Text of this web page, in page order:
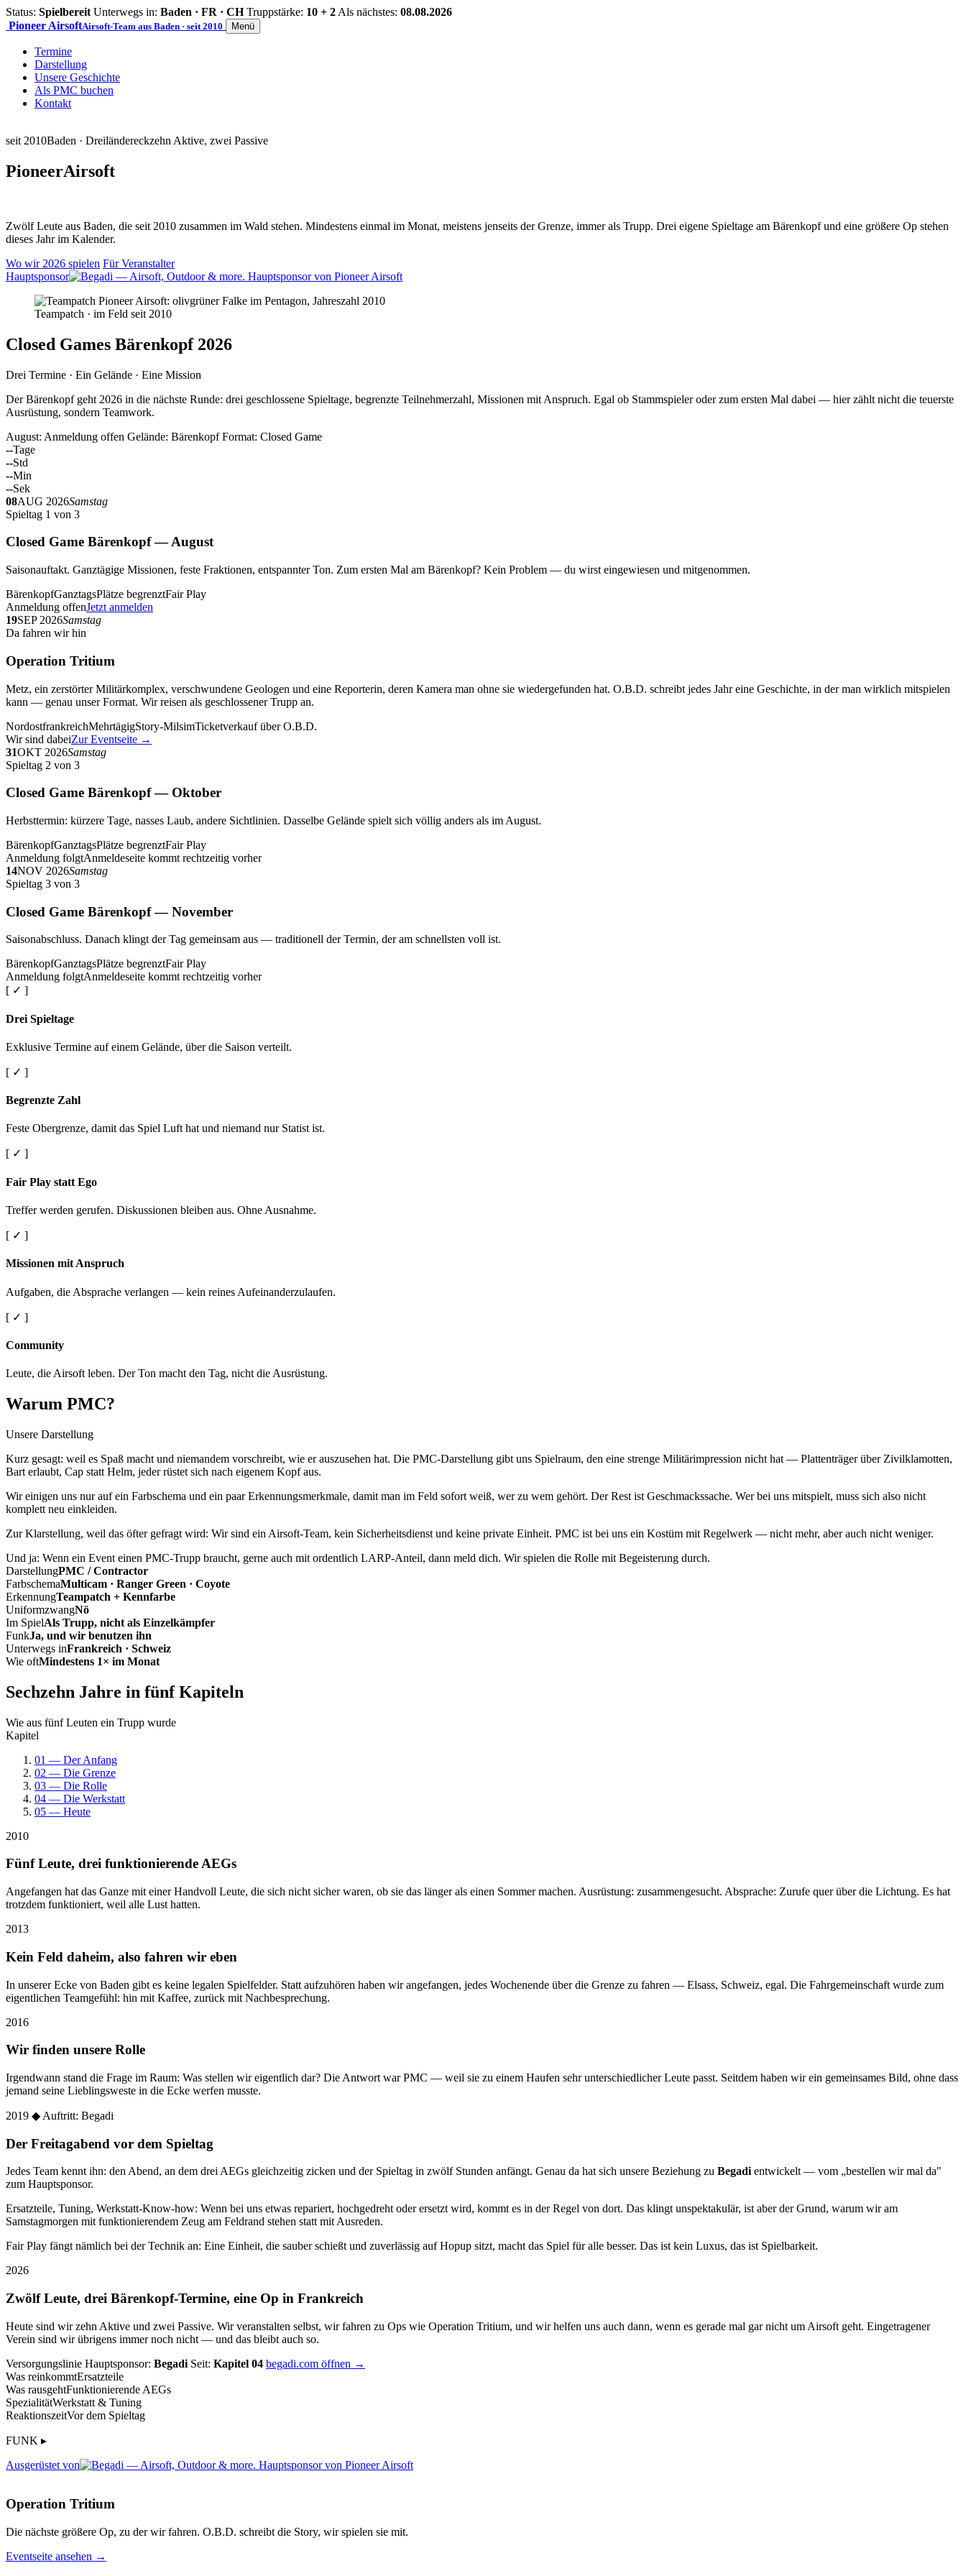
Status: Spielbereit Unterwegs in: Baden · FR · CH Truppstärke: 10 + 2 Als nächstes: 08.08.2026
Pioneer AirsoftAirsoft-Team aus Baden · seit 2010 Menü
Termine
Darstellung
Unsere Geschichte
Als PMC buchen
Kontakt
seit 2010Baden · Dreiländereckzehn Aktive, zwei Passive
PioneerAirsoft
Zwölf Leute aus Baden, die seit 2010 zusammen im Wald stehen. Mindestens einmal im Monat, meistens jenseits der Grenze, immer als Trupp. Drei eigene Spieltage am Bärenkopf und eine größere Op stehen
dieses Jahr im Kalender.
Wo wir 2026 spielen Für Veranstalter
Hauptsponsor
Teampatch · im Feld seit 2010
Closed Games Bärenkopf 2026
Drei Termine · Ein Gelände · Eine Mission
Der Bärenkopf geht 2026 in die nächste Runde: drei geschlossene Spieltage, begrenzte Teilnehmerzahl, Missionen mit Anspruch. Egal ob Stammspieler oder zum ersten Mal dabei — hier zählt nicht die teuerste
Ausrüstung, sondern Teamwork.
August: Anmeldung offen Gelände: Bärenkopf Format: Closed Game
--Tage
--Std
--Min
--Sek
08AUG 2026Samstag
Spieltag 1 von 3
Closed Game Bärenkopf — August
Saisonauftakt. Ganztägige Missionen, feste Fraktionen, entspannter Ton. Zum ersten Mal am Bärenkopf? Kein Problem — du wirst eingewiesen und mitgenommen.
BärenkopfGanztagsPlätze begrenztFair Play
Anmeldung offenJetzt anmelden
19SEP 2026Samstag
Da fahren wir hin
Operation Tritium
Metz, ein zerstörter Militärkomplex, verschwundene Geologen und eine Reporterin, deren Kamera man ohne sie wiedergefunden hat. O.B.D. schreibt jedes Jahr eine Geschichte, in der man wirklich mitspielen
kann — genau unser Format. Wir reisen als geschlossener Trupp an.
NordostfrankreichMehrtägigStory-MilsimTicketverkauf über O.B.D.
Wir sind dabeiZur Eventseite →
31OKT 2026Samstag
Spieltag 2 von 3
Closed Game Bärenkopf — Oktober
Herbsttermin: kürzere Tage, nasses Laub, andere Sichtlinien. Dasselbe Gelände spielt sich völlig anders als im August.
BärenkopfGanztagsPlätze begrenztFair Play
Anmeldung folgtAnmeldeseite kommt rechtzeitig vorher
14NOV 2026Samstag
Spieltag 3 von 3
Closed Game Bärenkopf — November
Saisonabschluss. Danach klingt der Tag gemeinsam aus — traditionell der Termin, der am schnellsten voll ist.
BärenkopfGanztagsPlätze begrenztFair Play
Anmeldung folgtAnmeldeseite kommt rechtzeitig vorher
[ ✓ ]
Drei Spieltage
Exklusive Termine auf einem Gelände, über die Saison verteilt.
[ ✓ ]
Begrenzte Zahl
Feste Obergrenze, damit das Spiel Luft hat und niemand nur Statist ist.
[ ✓ ]
Fair Play statt Ego
Treffer werden gerufen. Diskussionen bleiben aus. Ohne Ausnahme.
[ ✓ ]
Missionen mit Anspruch
Aufgaben, die Absprache verlangen — kein reines Aufeinanderzulaufen.
[ ✓ ]
Community
Leute, die Airsoft leben. Der Ton macht den Tag, nicht die Ausrüstung.
Warum PMC?
Unsere Darstellung
Kurz gesagt: weil es Spaß macht und niemandem vorschreibt, wie er auszusehen hat. Die PMC-Darstellung gibt uns Spielraum, den eine strenge Militärimpression nicht hat — Plattenträger über Zivilklamotten,
Bart erlaubt, Cap statt Helm, jeder rüstet sich nach eigenem Kopf aus.
Wir einigen uns nur auf ein Farbschema und ein paar Erkennungsmerkmale, damit man im Feld sofort weiß, wer zu wem gehört. Der Rest ist Geschmackssache. Wer bei uns mitspielt, muss sich also nicht
komplett neu einkleiden.
Zur Klarstellung, weil das öfter gefragt wird: Wir sind ein Airsoft-Team, kein Sicherheitsdienst und keine private Einheit. PMC ist bei uns ein Kostüm mit Regelwerk — nicht mehr, aber auch nicht weniger.
Und ja: Wenn ein Event einen PMC-Trupp braucht, gerne auch mit ordentlich LARP-Anteil, dann meld dich. Wir spielen die Rolle mit Begeisterung durch.
DarstellungPMC / Contractor
FarbschemaMulticam · Ranger Green · Coyote
ErkennungTeampatch + Kennfarbe
UniformzwangNö
Im SpielAls Trupp, nicht als Einzelkämpfer
FunkJa, und wir benutzen ihn
Unterwegs inFrankreich · Schweiz
Wie oftMindestens 1× im Monat
Sechzehn Jahre in fünf Kapiteln
Wie aus fünf Leuten ein Trupp wurde
Kapitel
01 — Der Anfang
02 — Die Grenze
03 — Die Rolle
04 — Die Werkstatt
05 — Heute
2010
Fünf Leute, drei funktionierende AEGs
Angefangen hat das Ganze mit einer Handvoll Leute, die sich nicht sicher waren, ob sie das länger als einen Sommer machen. Ausrüstung: zusammengesucht. Absprache: Zurufe quer über die Lichtung. Es hat
trotzdem funktioniert, weil alle Lust hatten.
2013
Kein Feld daheim, also fahren wir eben
In unserer Ecke von Baden gibt es keine legalen Spielfelder. Statt aufzuhören haben wir angefangen, jedes Wochenende über die Grenze zu fahren — Elsass, Schweiz, egal. Die Fahrgemeinschaft wurde zum
eigentlichen Teamgefühl: hin mit Kaffee, zurück mit Nachbesprechung.
2016
Wir finden unsere Rolle
Irgendwann stand die Frage im Raum: Was stellen wir eigentlich dar? Die Antwort war PMC — weil sie zu einem Haufen sehr unterschiedlicher Leute passt. Seitdem haben wir ein gemeinsames Bild, ohne dass
jemand seine Lieblingsweste in die Ecke werfen musste.
2019 ◆ Auftritt: Begadi
Der Freitagabend vor dem Spieltag
Jedes Team kennt ihn: den Abend, an dem drei AEGs gleichzeitig zicken und der Spieltag in zwölf Stunden anfängt. Genau da hat sich unsere Beziehung zu Begadientwickelt — vom „bestellen wir mal da"
zum Hauptsponsor.
Ersatzteile, Tuning, Werkstatt-Know-how: Wenn bei uns etwas repariert, hochgedreht oder ersetzt wird, kommt es in der Regel von dort. Das klingt unspektakulär, ist aber der Grund, warum wir am
Samstagmorgen mit funktionierendem Zeug am Feldrand stehen statt mit Ausreden.
Fair Play fängt nämlich bei der Technik an: Eine Einheit, die sauber schießt und zuverlässig auf Hopup sitzt, macht das Spiel für alle besser. Das ist kein Luxus, das ist Spielbarkeit.
2026
Zwölf Leute, drei Bärenkopf-Termine, eine Op in Frankreich
Heute sind wir zehn Aktive und zwei Passive. Wir veranstalten selbst, wir fahren zu Ops wie Operation Tritium, und wir helfen uns auch dann, wenn es gerade mal gar nicht um Airsoft geht. Eingetragener
Verein sind wir übrigens immer noch nicht — und das bleibt auch so.
Versorgungslinie Hauptsponsor: Begadi Seit: Kapitel 04 begadi.com öffnen →
Was reinkommtErsatzteile
Was rausgehtFunktionierende AEGs
SpezialitätWerkstatt & Tuning
ReaktionszeitVor dem Spieltag
FUNK ▸
Ausgerüstet von
Operation Tritium
Die nächste größere Op, zu der wir fahren. O.B.D. schreibt die Story, wir spielen sie mit.
Eventseite ansehen →